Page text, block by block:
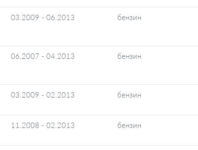
03.2009 - 06.2013 бензин
06.2007 - 04.2013 бензин
03.2009 - 02.2013 бензин
11.2008 - 02.2013 бензин